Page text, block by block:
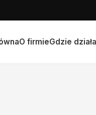
O firmieGdzie